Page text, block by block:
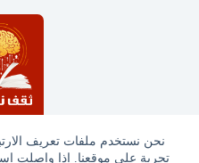
نحن نستخدم ملفات تعريف
تجربة على موقعنا. إذا واصلت